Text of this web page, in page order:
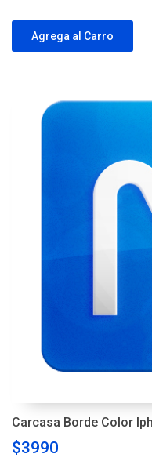
Agrega al Carro
Carcasa Borde Color
$3990